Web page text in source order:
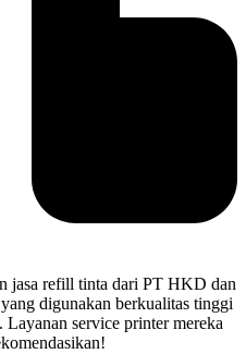
jasa refill tinta dari PT HKD dan
digunakan berkualitas tinggi
Layanan service printer mereka